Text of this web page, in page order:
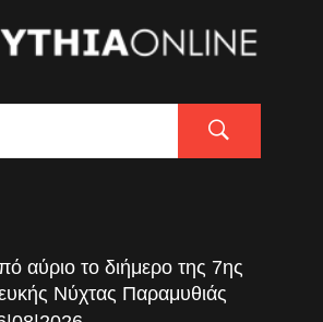
αύριο το διήμερο της 7ης
Νύχτας Παραμυθιάς